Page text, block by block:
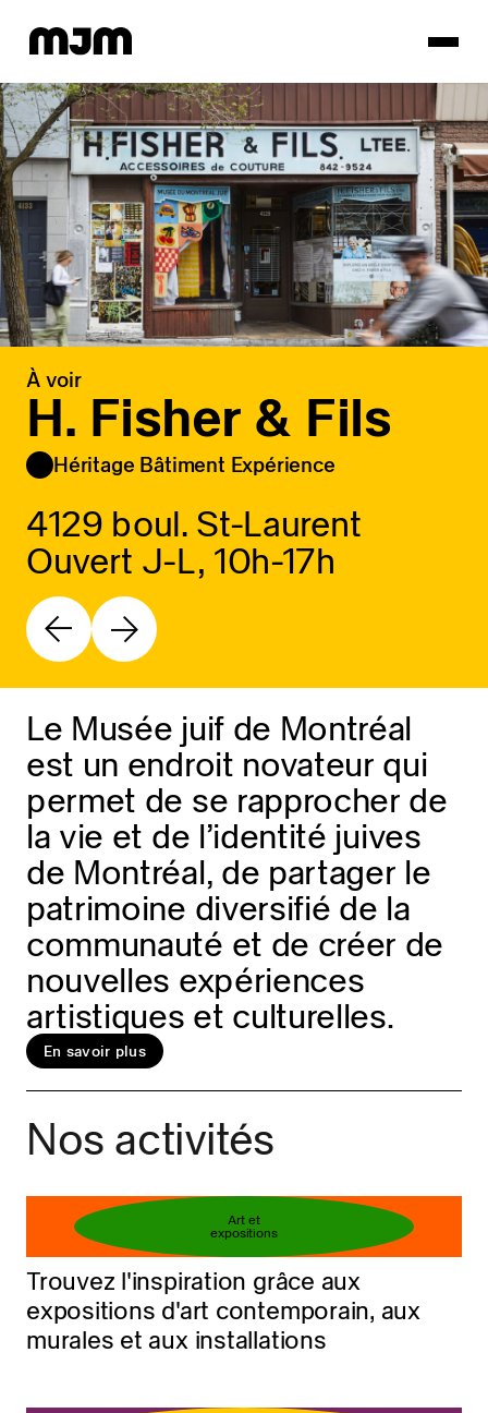
Homepage
À voir
H. Fisher & Fils
Héritage Bâtiment Expérience
4129 boul. St-Laurent
Ouvert J-L, 10h-17h
Réservez votre billet
En savoir plus
Le Musée juif de Montréal
est un endroit novateur qui
permet de se rapprocher de
la vie et de l’identité juives
de Montréal, de partager le
patrimoine diversifié de la
communauté et de créer de
nouvelles expériences
artistiques et culturelles.
En savoir plus
Nos activités
Art et
expositions
Trouvez l'inspiration grâce aux
expositions d'art contemporain, aux
murales et aux installations